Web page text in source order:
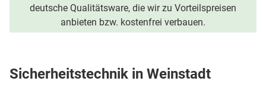
deutsche Qualitätsware, die wir zu Vorteilspreisen
anbieten bzw. kostenfrei verbauen.
Sicherheitstechnik in Weinstadt